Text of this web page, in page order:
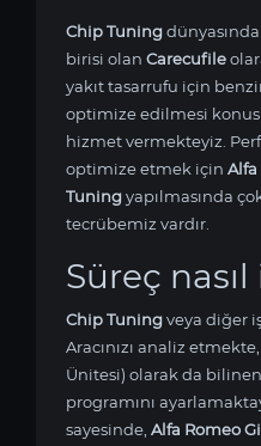
Chip Tuning
birisi olan Carecufile
yakıt tasarrufu için
optimize edilmesi
hizmet vermekteyiz.
optimize etmek için Alfa
Tuningyapılmasında
tecrübemiz vardır.
Süreç
Chip Tuningveya diğer
Aracınızı analiz
Ünitesi) olarak da
programını
sayesinde, Alfa Romeo